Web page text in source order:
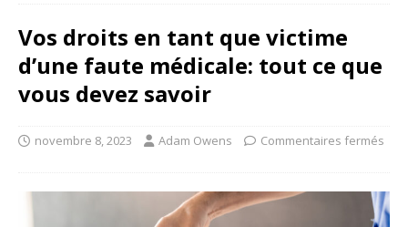
Vos droits en tant que victime
d’une faute médicale: tout ce que
vous devez savoir
novembre 8, 2023 Adam Owens Commentaires fermés